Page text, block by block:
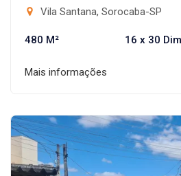
Vila Santana, Sorocaba-SP
480 M² 16 x 30
Mais informações